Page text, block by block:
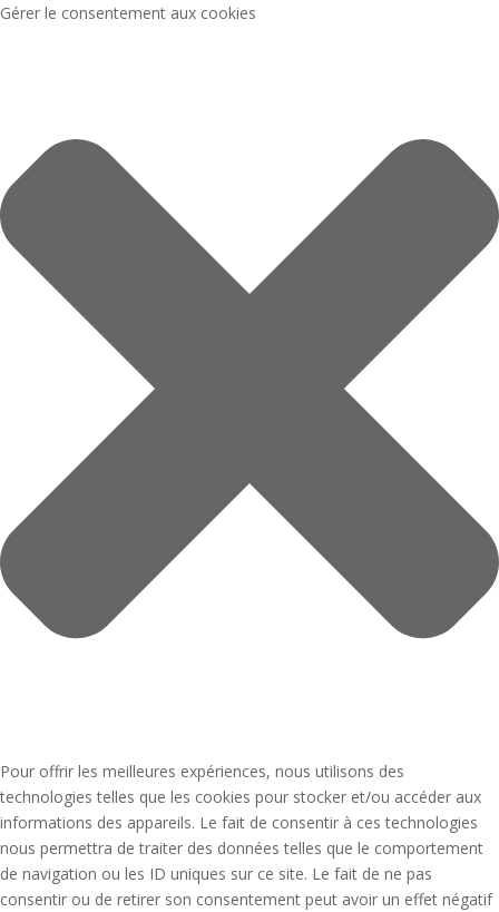
Gérer le consentement aux cookies
Pour offrir les meilleures expériences, nous utilisons des
technologies telles que les cookies pour stocker et/ou accéder aux
informations des appareils. Le fait de consentir à ces technologies
nous permettra de traiter des données telles que le comportement
de navigation ou les ID uniques sur ce site. Le fait de ne pas
consentir ou de retirer son consentement peut avoir un effet négatif